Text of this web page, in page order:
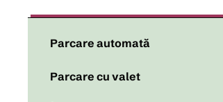
Parcare automată
Parcare cu valet